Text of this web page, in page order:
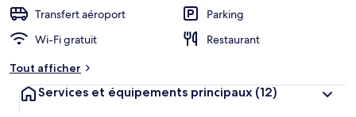
Transfert aéroport
Parking
Wi-Fi gratuit
Restaurant
Tout afficher
Services et équipements principaux (12)